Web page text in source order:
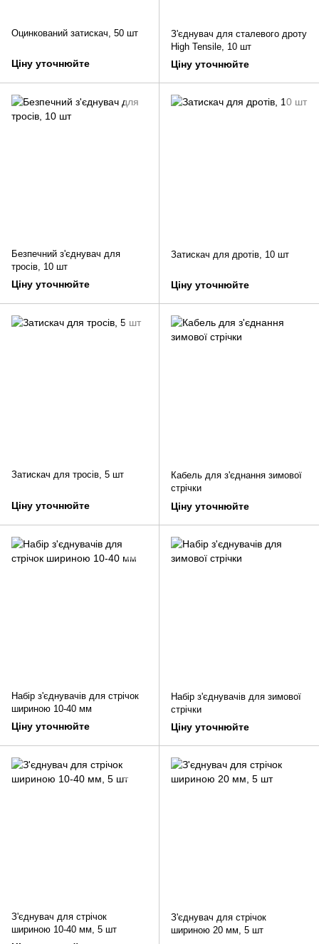
Оцинкований затискач, 50 шт
Ціну уточнюйте
З'єднувач для сталевого дроту
High Tensile, 10 шт
Ціну уточнюйте
Безпечний з'єднувач для
тросів, 10 шт
Ціну уточнюйте
Затискач для дротів, 10 шт
Ціну уточнюйте
Затискач для тросів, 5 шт
Ціну уточнюйте
Кабель для з'єднання зимової
стрічки
Ціну уточнюйте
Набір з'єднувачів для стрічок
шириною 10-40 мм
Ціну уточнюйте
Набір з'єднувачів для зимової
стрічки
Ціну уточнюйте
З'єднувач для стрічок
шириною 10-40 мм, 5 шт
З'єднувач для стрічок
шириною 20 мм, 5 шт